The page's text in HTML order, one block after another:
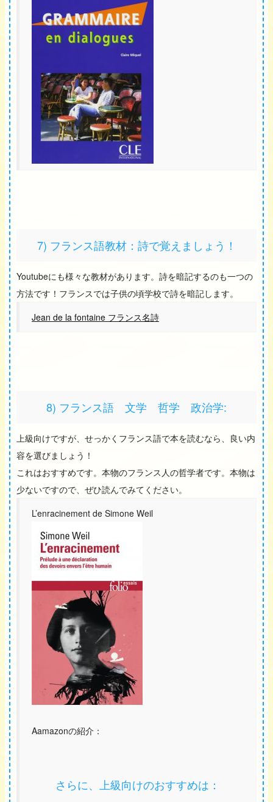
7) フランス語教材：詩で覚えましょう！
Youtubeにも様々な教材があります。詩を暗記するのも一つの
方法です！フランスでは子供の頃学校で詩を暗記します。
Jean de la fontaine フランス名詩
8) フランス語 文学 哲学 政治学:
上級向けですが、せっかくフランス語で本を読むなら、良い内
容を選びましょう！
これはおすすめです。本物のフランス人の哲学者です。本物は
少ないですので、ぜひ読んでみてください。
L’enracinement de Simone Weil
Aamazonの紹介：
さらに、上級向けのおすすめは：